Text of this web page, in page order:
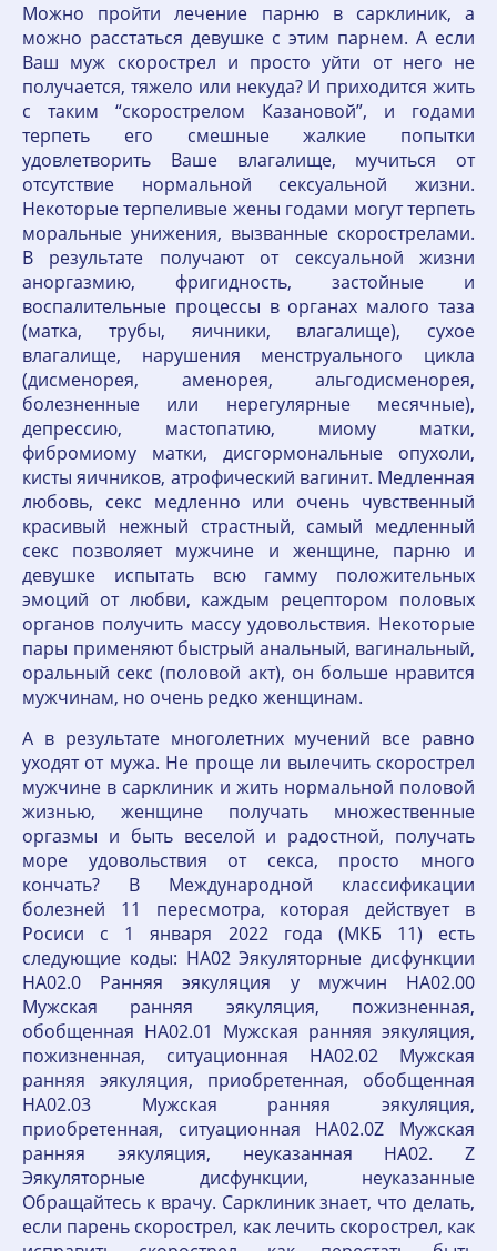
Можно пройти лечение парню в сарклиник, а
можно расстаться девушке с этим парнем. А если
Ваш муж скорострел и просто уйти от него не
получается, тяжело или некуда? И приходится жить
с таким “скорострелом Казановой”, и годами
терпеть его смешные жалкие попытки
удовлетворить Ваше влагалище, мучиться от
отсутствие нормальной сексуальной жизни.
Некоторые терпеливые жены годами могут терпеть
моральные унижения, вызванные скорострелами.
В результате получают от сексуальной жизни
аноргазмию, фригидность, застойные и
воспалительные процессы в органах малого таза
(матка, трубы, яичники, влагалище), сухое
влагалище, нарушения менструального цикла
(дисменорея, аменорея, альгодисменорея,
болезненные или нерегулярные месячные),
депрессию, мастопатию, миому матки,
фибромиому матки, дисгормональные опухоли,
кисты яичников, атрофический вагинит. Медленная
любовь, секс медленно или очень чувственный
красивый нежный страстный, самый медленный
секс позволяет мужчине и женщине, парню и
девушке испытать всю гамму положительных
эмоций от любви, каждым рецептором половых
органов получить массу удовольствия. Некоторые
пары применяют быстрый анальный, вагинальный,
оральный секс (половой акт), он больше нравится
мужчинам, но очень редко женщинам.
А в результате многолетних мучений все равно
уходят от мужа. Не проще ли вылечить скорострел
мужчине в сарклиник и жить нормальной половой
жизнью, женщине получать множественные
оргазмы и быть веселой и радостной, получать
море удовольствия от секса, просто много
кончать? В Международной классификации
болезней 11 пересмотра, которая действует в
Росиси с 1 января 2022 года (МКБ 11) есть
следующие коды: HA02 Эякуляторные дисфункции
HA02.0 Ранняя эякуляция у мужчин HA02.00
Мужская ранняя эякуляция, пожизненная,
обобщенная HA02.01 Мужская ранняя эякуляция,
пожизненная, ситуационная HA02.02 Мужская
ранняя эякуляция, приобретенная, обобщенная
HA02.03 Мужская ранняя эякуляция,
приобретенная, ситуационная HA02.0Z Мужская
ранняя эякуляция, неуказанная HA02. Z
Эякуляторные дисфункции, неуказанные
Обращайтесь к врачу. Сарклиник знает, что делать,
если парень скорострел, как лечить скорострел, как